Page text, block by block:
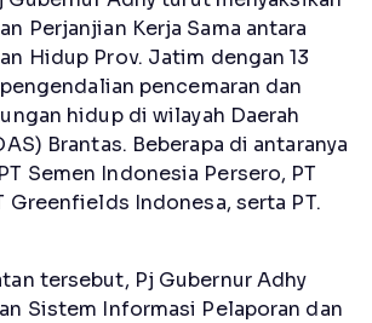
Perjanjian Kerja Sama antara
Hidup Prov. Jatim dengan 13
pencemaran dan
hidup di wilayah Daerah
Brantas. Beberapa di antaranya
Semen Indonesia Persero, PT
Greenfields Indonesa, serta PT.
tersebut, Pj Gubernur Adhy
Sistem Informasi Pelaporan dan